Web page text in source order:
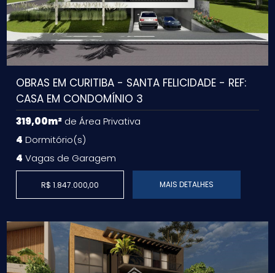
OBRAS EM CURITIBA - SANTA FELICIDADE - REF:
CASA EM CONDOMÍNIO 3
319,00m² de Área Privativa
4 Dormitório(s)
4 Vagas de Garagem
R$ 1.847.000,00 MAIS DETALHES